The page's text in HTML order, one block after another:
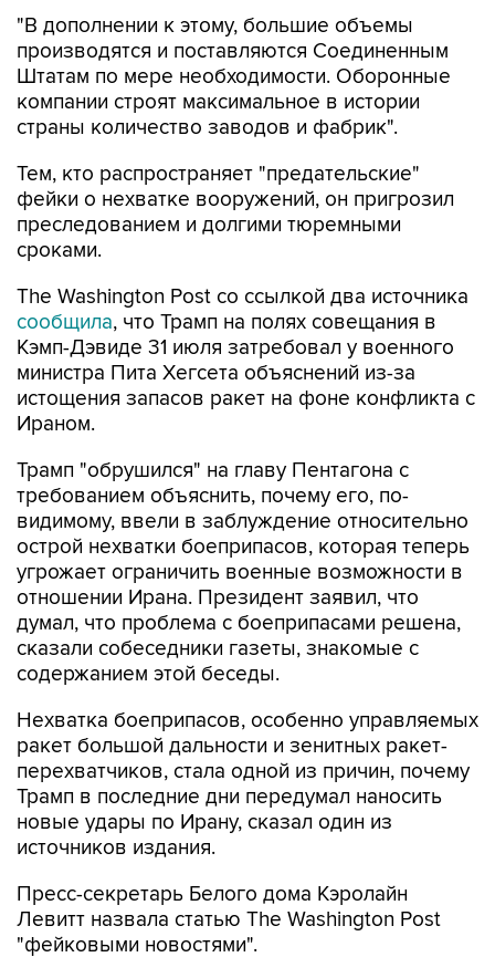
"В дополнении к этому, большие объемы
производятся и поставляются Соединенным
Штатам по мере необходимости. Оборонные
компании строят максимальное в истории
страны количество заводов и фабрик".
Тем, кто распространяет "предательские"
фейки о нехватке вооружений, он пригрозил
преследованием и долгими тюремными
сроками.
The Washington Post со ссылкой два источника
сообщила, что Трамп на полях совещания в
Кэмп-Дэвиде 31 июля затребовал у военного
министра Пита Хегсета объяснений из-за
истощения запасов ракет на фоне конфликта с
Ираном.
Трамп "обрушился" на главу Пентагона с
требованием объяснить, почему его, по-
видимому, ввели в заблуждение относительно
острой нехватки боеприпасов, которая теперь
угрожает ограничить военные возможности в
отношении Ирана. Президент заявил, что
думал, что проблема с боеприпасами решена,
сказали собеседники газеты, знакомые с
содержанием этой беседы.
Нехватка боеприпасов, особенно управляемых
ракет большой дальности и зенитных ракет-
перехватчиков, стала одной из причин, почему
Трамп в последние дни передумал наносить
новые удары по Ирану, сказал один из
источников издания.
Пресс-секретарь Белого дома Кэролайн
Левитт назвала статью The Washington Post
"фейковыми новостями".